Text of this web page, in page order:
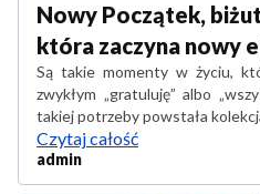
Nowy Początek,
która zaczyna nowy
Są takie momenty w życiu,
zwykłym „gratuluję” albo
takiej potrzeby powstała
Czytaj całość
admin